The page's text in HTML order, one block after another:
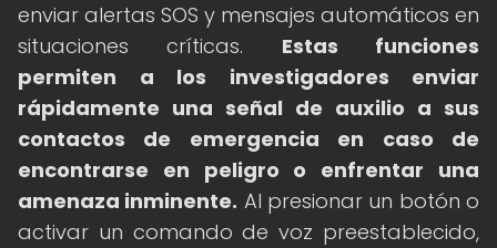
enviar alertas SOS y mensajes automáticos en
situaciones críticas. Estas funciones
permiten a los investigadores enviar
rápidamente una señal de auxilio a sus
contactos de emergencia en caso de
encontrarse en peligro o enfrentar una
amenaza inminente. Al presionar un botón o
activar un comando de voz preestablecido,